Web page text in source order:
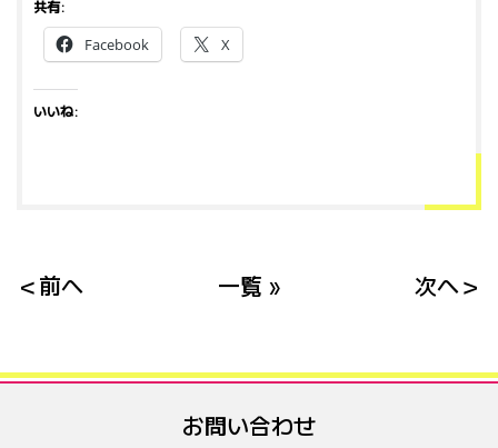
共有:
Facebook X
いいね:
＜前へ 一覧 » 次へ＞
お問い合わせ